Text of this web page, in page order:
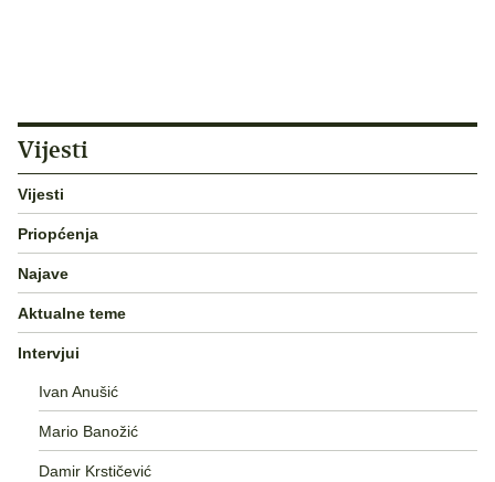
Vijesti
Vijesti
Priopćenja
Najave
Aktualne teme
Intervjui
Ivan Anušić
Mario Banožić
Damir Krstičević